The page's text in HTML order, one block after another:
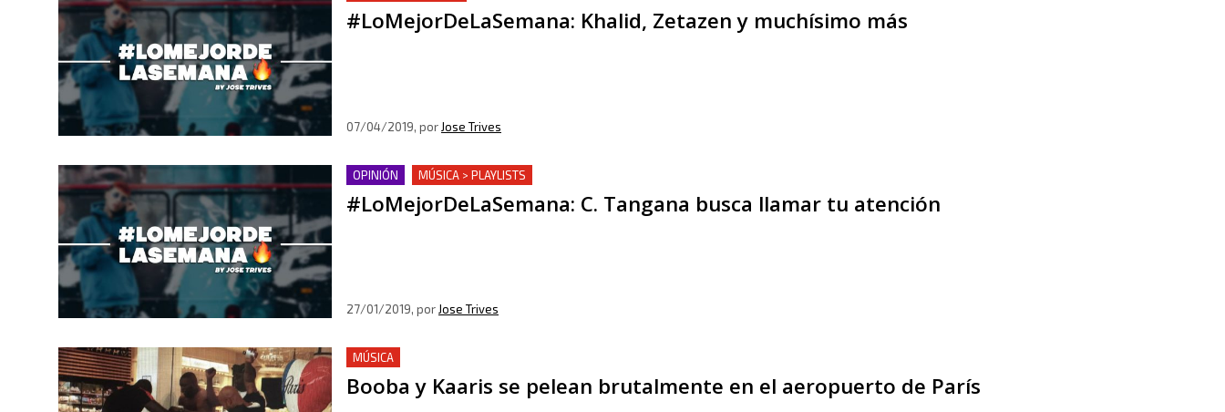
#LoMejorDeLaSemana: Khalid, Zetazen y muchísimo más
07/04/2019, por Jose Trives
OPINIÓN MÚSICA > PLAYLISTS
#LoMejorDeLaSemana: C. Tangana busca llamar tu atención
27/01/2019, porJose Trives
MÚSICA
Booba y Kaaris se pelean brutalmente en el aeropuerto de París